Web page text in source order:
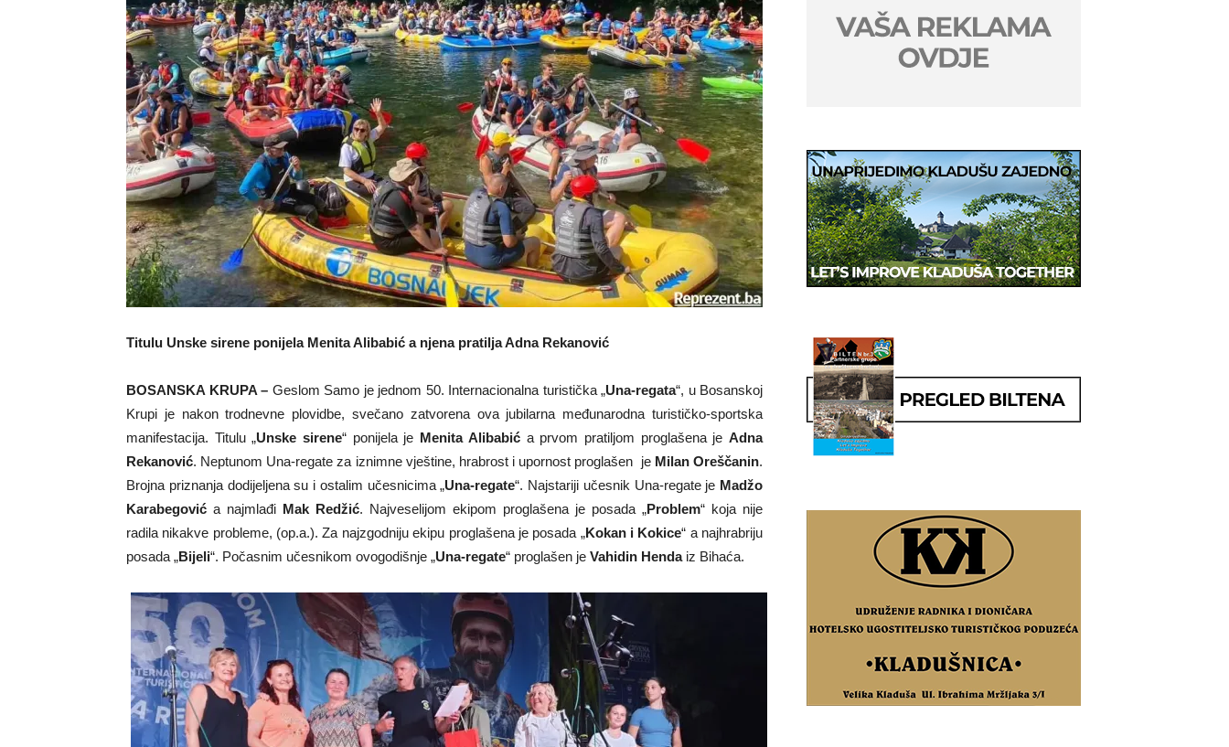
Titulu Unske sirene ponijela Menita Alibabić a njena pratilja Adna Rekanović
BOSANSKA KRUPA – Geslom Samo je jednom 50. Internacionalna turistička „Una-regata“, u Bosanskoj
Krupi je nakon trodnevne plovidbe, svečano zatvorena ova jubilarna međunarodna turističko-sportska
manifestacija. Titulu „Unske sirene“ ponijela je Menita Alibabića prvom pratiljom proglašena jeAdna
Rekanović. Neptunom Una-regate za iznimne vještine, hrabrost i upornost proglašen je Milan Oreščanin.
Brojna priznanja dodijeljena su i ostalim učesnicima „Una-regate“. Najstariji učesnik Una-regate je Madžo
Karabegović a najmlađi Mak Redžić. Najveselijom ekipom proglašena je posada „Problem“ koja nije
radila nikakve probleme, (op.a.). Za najzgodniju ekipu proglašena je posada „Kokan i Kokice“ a najhrabriju
posada „Bijeli“. Počasnim učesnikom ovogodišnje „Una-regate“ proglašen je Vahidin Hendaiz Bihaća.